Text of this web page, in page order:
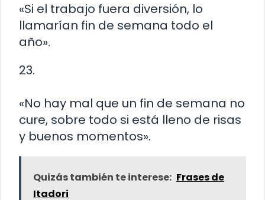
«Si el trabajo fuera diversión, lo
llamarían fin de semana todo el
año».
23.
«No hay mal que un fin de semana no
cure, sobre todo si está lleno de risas
y buenos momentos».
Quizás también te interese: Frases de
Itadori